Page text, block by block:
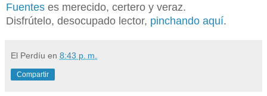
Fuentes es merecido, certero y veraz.
Disfrútelo, desocupado lector, pinchando aquí.
El Perdíu en 8:43 p. m.
Compartir